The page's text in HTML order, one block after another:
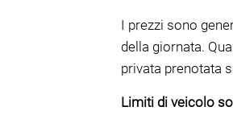
I prezzi sono
della giornata.
privata prenotata
Limiti di veicolo